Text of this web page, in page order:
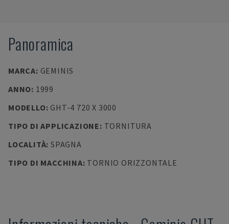
Panoramica
MARCA: GEMINIS
ANNO: 1999
MODELLO: GHT-4 720 X 3000
TIPO DI APPLICAZIONE: TORNITURA
LOCALITÀ: SPAGNA
TIPO DI MACCHINA: TORNIO ORIZZONTALE